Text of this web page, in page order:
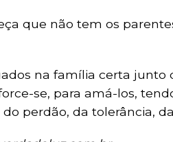
que não tem os
na família certa junto
se, para amá-los,
perdão, da tolerância,